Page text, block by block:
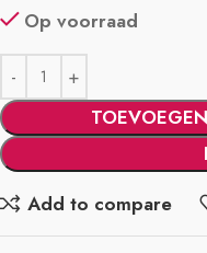
Op voorraad
Add to compare